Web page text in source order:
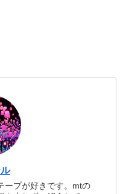
ープが好きです。mtの